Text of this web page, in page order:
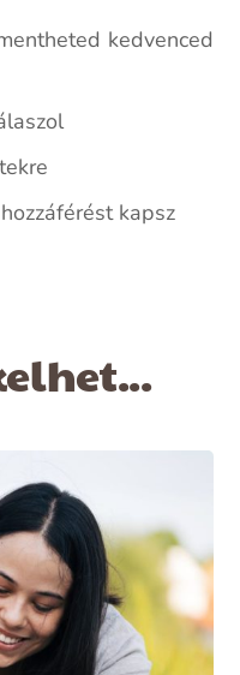
kedvenced
kapsz